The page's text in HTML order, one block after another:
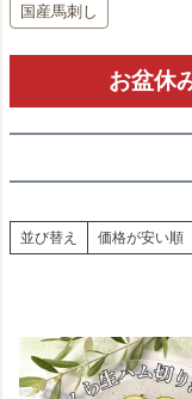
国産馬刺し
お盆休
並び替え 価格が安い順